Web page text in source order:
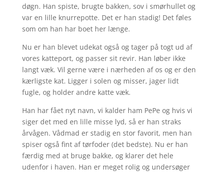
døgn. Han spiste, brugte bakken, sov i smørhullet og
var en lille knurrepotte. Det er han stadig! Det føles
som om han har boet her længe.
Nu er han blevet udekat også og tager på togt ud af
vores katteport, og passer sit revir. Han løber ikke
langt væk. Vil gerne være i nærheden af os og er den
kærligste kat. Ligger i solen og misser, jager lidt
fugle, og holder andre katte væk.
Han har fået nyt navn, vi kalder ham PePe og hvis vi
siger det med en lille misse lyd, så er han straks
årvågen. Vådmad er stadig en stor favorit, men han
spiser også fint af tørfoder (det bedste). Nu er han
færdig med at bruge bakke, og klarer det hele
udenfor i haven. Han er meget rolig og undersøger